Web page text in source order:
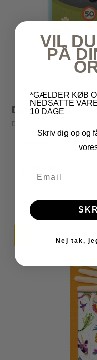
Djeco -
Djeco
55,96 kr
TILBUD
VIL
PÅ
*GÆLDER KØB
NEDSATTE
10 DAGE
Skriv dig op og
Nej tak,